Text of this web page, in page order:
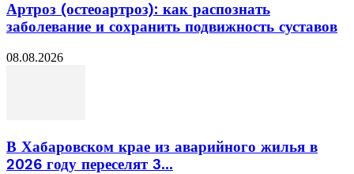
Артроз (остеоартроз): как распознать
заболевание и сохранить подвижность суставов
08.08.2026
В Хабаровском крае из аварийного жилья в
2026 году переселят 3...